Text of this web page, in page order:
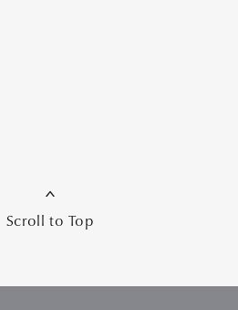
Official Columnist About
Scroll to Top